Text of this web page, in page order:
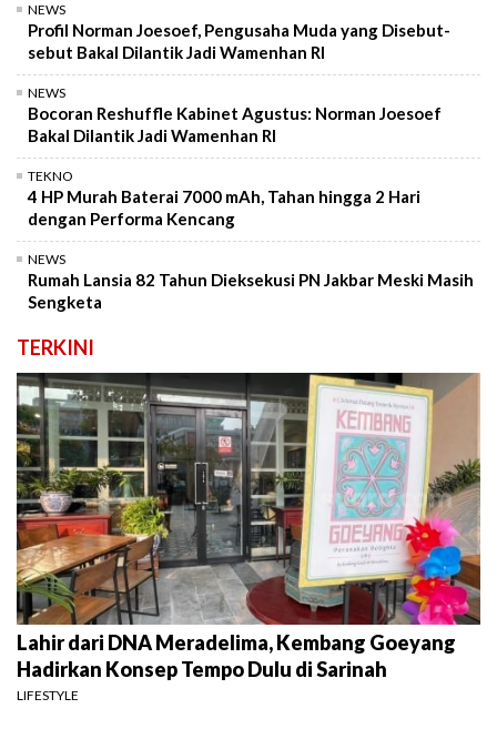
NEWS
Profil Norman Joesoef, Pengusaha Muda yang Disebut-
sebut Bakal Dilantik Jadi Wamenhan RI
NEWS
Bocoran Reshuffle Kabinet Agustus: Norman Joesoef
Bakal Dilantik Jadi Wamenhan RI
TEKNO
4 HP Murah Baterai 7000 mAh, Tahan hingga 2 Hari
dengan Performa Kencang
NEWS
Rumah Lansia 82 Tahun Dieksekusi PN Jakbar Meski Masih
Sengketa
TERKINI
Lahir dari DNA Meradelima, Kembang Goeyang
Hadirkan Konsep Tempo Dulu di Sarinah
LIFESTYLE